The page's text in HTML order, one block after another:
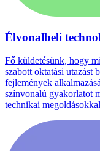
Élvonalbeli
Fő küldetésünk, hogy
szabott oktatási utazást
fejlemények
színvonalú gyakorlatot
technikai